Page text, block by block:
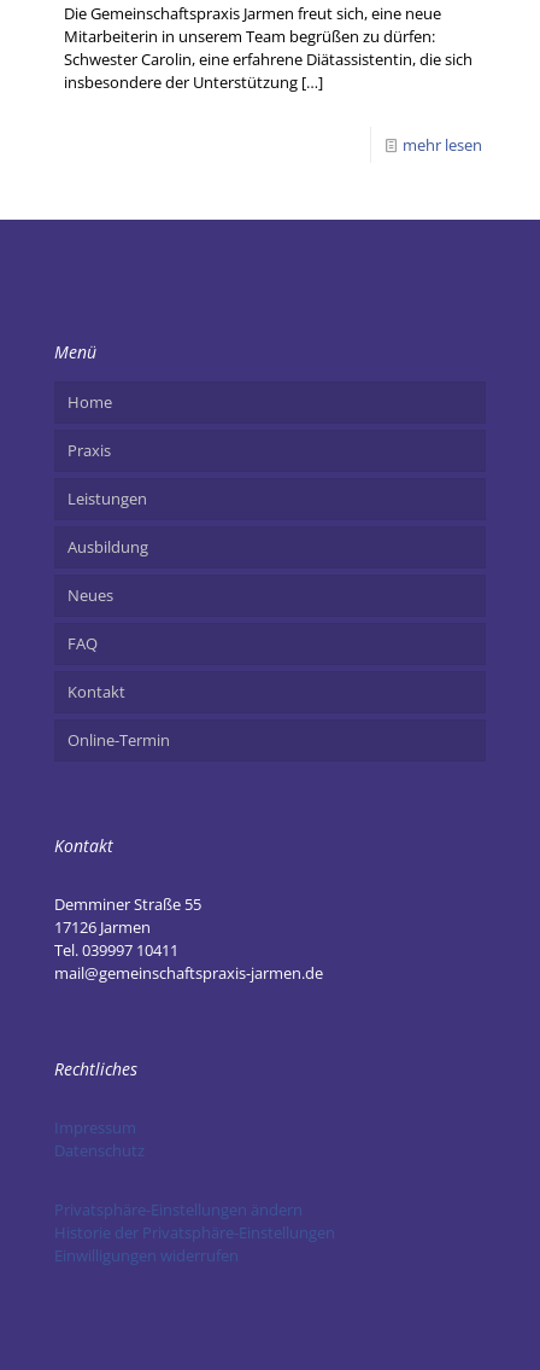
Die Gemeinschaftspraxis Jarmen freut sich, eine neue
Mitarbeiterin in unserem Team begrüßen zu dürfen:
Schwester Carolin, eine erfahrene Diätassistentin, die sich
insbesondere der Unterstützung […]
mehr lesen
Menü
Home
Praxis
Leistungen
Ausbildung
Neues
FAQ
Kontakt
Online-Termin
Kontakt
Demminer Straße 55
17126 Jarmen
Tel. 039997 10411
mail@gemeinschaftspraxis-jarmen.de
Rechtliches
Impressum
Datenschutz
Privatsphäre-Einstellungen ändern
Historie der Privatsphäre-Einstellungen
Einwilligungen widerrufen